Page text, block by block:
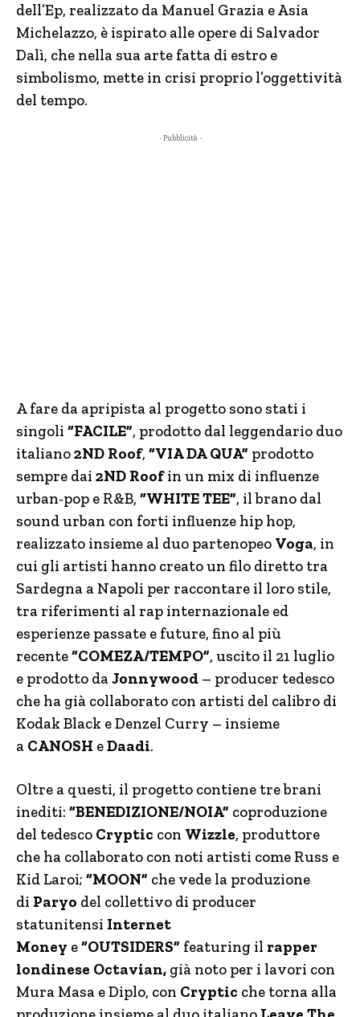
dell’Ep, realizzato da Manuel Grazia e Asia
Michelazzo, è ispirato alle opere di Salvador
Dalì, che nella sua arte fatta di estro e
simbolismo, mette in crisi proprio l’oggettività
del tempo.
- Pubblicità -
A fare da apripista al progetto sono stati i
singoli “FACILE”, prodotto dal leggendario duo
italiano2ND Roof, “VIA DA QUA” prodotto
sempre dai 2ND Roofin un mix di influenze
urban-pop e R&B, “WHITE TEE”, il brano dal
sound urban con forti influenze hip hop,
realizzato insieme al duo partenopeo Voga, in
cui gli artisti hanno creato un filo diretto tra
Sardegna a Napoli per raccontare il loro stile,
tra riferimenti al rap internazionale ed
esperienze passate e future, fino al più
recente“COMEZA/TEMPO”, uscito il 21 luglio
e prodotto daJonnywood – producer tedesco
che ha già collaborato con artisti del calibro di
Kodak Black e Denzel Curry – insieme
a CANOSH eDaadi.
Oltre a questi, il progetto contiene tre brani
inediti: “BENEDIZIONE/NOIA” coproduzione
del tedesco Cryptic con Wizzle, produttore
che ha collaborato con noti artisti come Russ e
Kid Laroi; “MOON” che vede la produzione
di Paryo del collettivo di producer
statunitensi Internet
Money e“OUTSIDERS” featuring il rapper
londinese Octavian, già noto per i lavori con
Mura Masa e Diplo, con Cryptic che torna alla